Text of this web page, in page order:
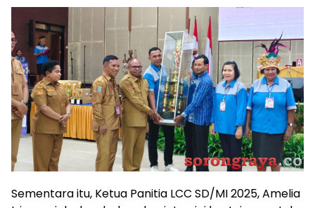
Sementara itu, Ketua Panitia LCC SD/MI 2025, Amelia